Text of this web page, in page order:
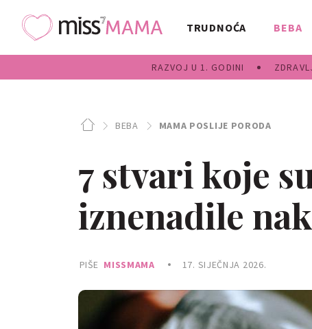
TRUDNOĆA BEBA
RAZVOJ U 1. GODINI
BEBA MAMA POSLIJE PORODA
7 stvari koje
iznenadile
PIŠE MISSMAMA 17. SIJEČNJA 2026.